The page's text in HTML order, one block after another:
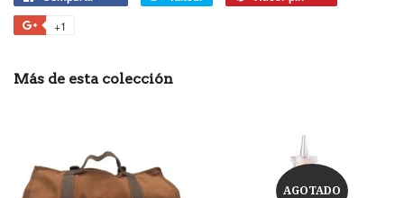
+1
Plus
Más de esta colección
AGOTADO